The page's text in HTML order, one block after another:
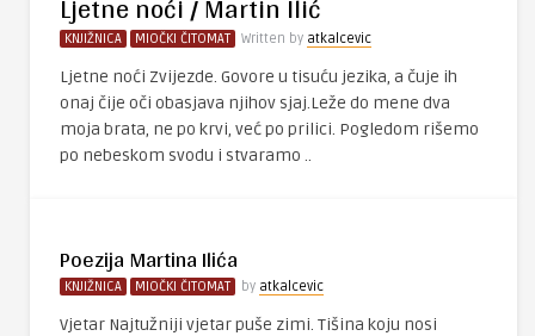
KNJIŽNICA MIOČKI ČITOMAT Written by atkalcevic
Ljetne noći Zvijezde. Govore u tisuću jezika, a čuje ih
onaj čije oči obasjava njihov sjaj.Leže do mene dva
moja brata, ne po krvi, već po prilici. Pogledom rišemo
po nebeskom svodu i stvaramo ..
Poezija Martina Ilića
KNJIŽNICA MIOČKI ČITOMAT by atkalcevic
Vjetar Najtužniji vjetar puše zimi. Tišina koju nosi